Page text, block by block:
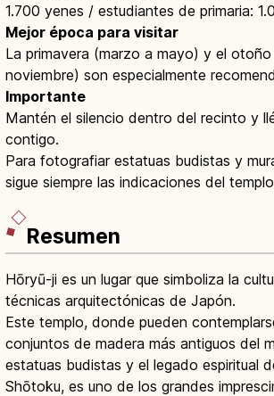
1.700 yenes / estudiantes de primaria:
Mejor época para visitar
La primavera (marzo a mayo) y el
noviembre) son especialmente
Importante
Mantén el silencio dentro del recinto y
contigo.
Para fotografiar estatuas budistas y
sigue siempre las indicaciones del
Resumen
Hōryū-ji es un lugar que simboliza la
técnicas arquitectónicas de Japón.
Este templo, donde pueden
conjuntos de madera más antiguos del
estatuas budistas y el legado espiritual
Shōtoku, es uno de los grandes